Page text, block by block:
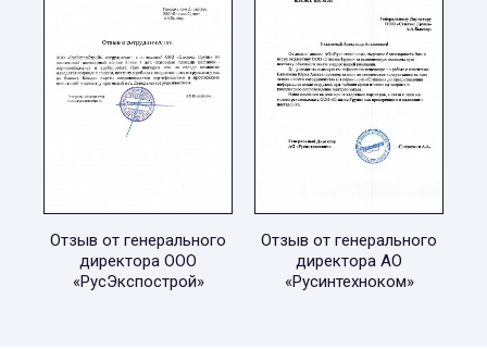
Отзыв от генерального
директора ООО
«РусЭкспострой»
Отзыв от генерального
директора АО
«Русинтехноком»